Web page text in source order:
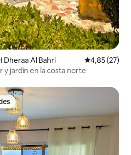
Al Bahri Calificación
4,85 (27)
y jardín en la costa norte